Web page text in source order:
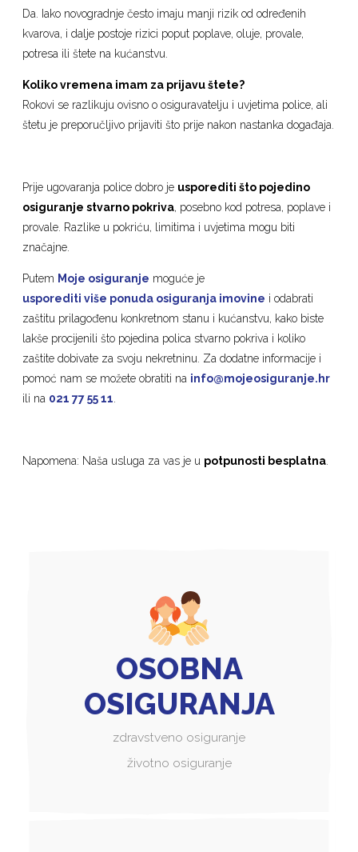
Da. Iako novogradnje često imaju manji rizik od određenih
kvarova, i dalje postoje rizici poput poplave, oluje, provale,
potresa ili štete na kućanstvu.
Koliko vremena imam za prijavu štete?
Rokovi se razlikuju ovisno o osiguravatelju i uvjetima police, ali
štetu je preporučljivo prijaviti što prije nakon nastanka događaja.
Prije ugovaranja police dobro je usporediti što pojedino
osiguranje stvarno pokriva, posebno kod potresa, poplave i
provale. Razlike u pokriću, limitima i uvjetima mogu biti
značajne.
Putem Moje osiguranje moguće je
usporediti više ponuda osiguranja imovine i odabrati
zaštitu prilagođenu konkretnom stanu i kućanstvu, kako biste
lakše procijenili što pojedina polica stvarno pokriva i koliko
zaštite dobivate za svoju nekretninu. Za dodatne informacije i
pomoć nam se možete obratiti na info@mojeosiguranje.hr
ili na 021 77 55 11
Napomena: Naša usluga za vas je u potpunosti besplatna
OSOBNA
OSIGURANJA
zdravstveno osiguranje
životno osiguranje